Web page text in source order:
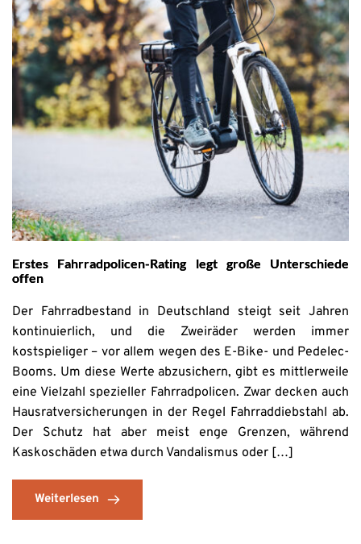
Erstes Fahrradpolicen-Rating legt große Unterschiede
offen
Der Fahrradbestand in Deutschland steigt seit Jahren
kontinuierlich, und die Zweiräder werden immer
kostspieliger – vor allem wegen des E-Bike- und Pedelec-
Booms. Um diese Werte abzusichern, gibt es mittlerweile
eine Vielzahl spezieller Fahrradpolicen. Zwar decken auch
Hausratversicherungen in der Regel Fahrraddiebstahl ab.
Der Schutz hat aber meist enge Grenzen, während
Kaskoschäden etwa durch Vandalismus oder […]
Weiterlesen